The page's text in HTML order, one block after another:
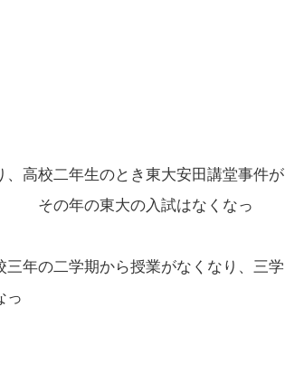
年生のとき東大安田講堂事件が
入試はなくなっ
年の二学期から授業がなくなり、三学
っ